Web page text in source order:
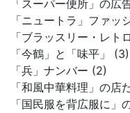
「スーパー便所」の広
「ニュートラ」ファッ
「ブラッスリー・レ
「今鶴」と「味平」 (3)
「兵」ナンバー (2)
「和風中華料理」の店
「国民服を背広服に」